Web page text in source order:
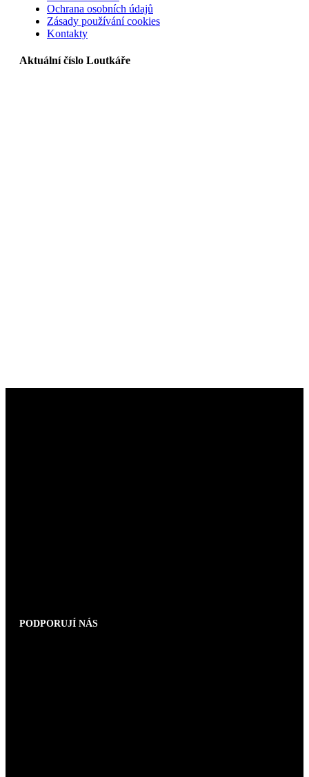
Ochrana osobních údajů
Zásady používání cookies
Kontakty
Aktuální číslo Loutkáře
PODPORUJÍ NÁS